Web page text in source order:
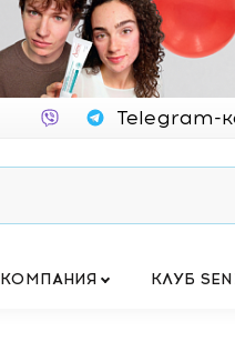
Telegram-
КОМПАНИЯ КЛУБ